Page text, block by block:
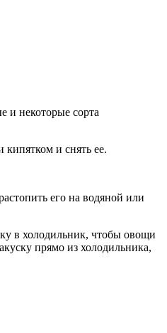
и некоторые сорта
и снять ее.
его на водяной или
в холодильник, чтобы овощи
прямо из холодильника,